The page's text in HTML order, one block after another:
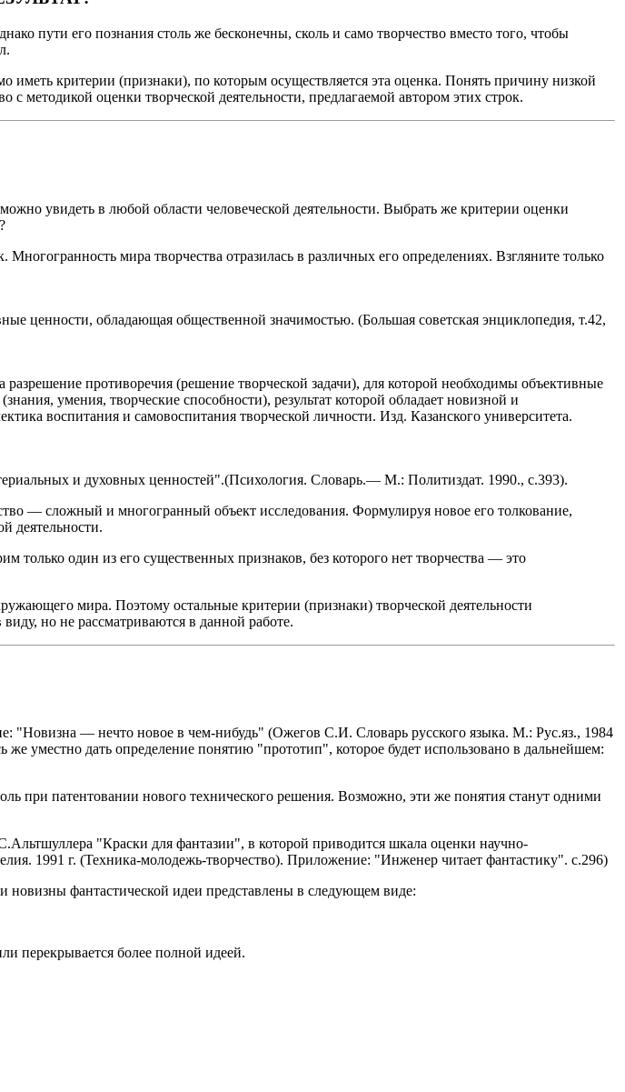
пути его познания столь же бесконечны, сколь и само творчество вместо того, чтобы
критерии (признаки), по которым осуществляется эта оценка. Понять причину низкой
методикой оценки творческой деятельности, предлагаемой автором этих строк.
увидеть в любой области человеческой деятельности. Выбрать же критерии оценки
мира творчества отразилась в различных его определениях. Взгляните только
ценности, обладающая общественной значимостью. (Большая советская энциклопедия, т.42,
противоречия (решение творческой задачи), для которой необходимы объективные
умения, творческие способности), результат которой обладает новизной и
воспитания и самовоспитания творческой личности. Изд. Казанского университета.
и духовных ценностей".(Психология. Словарь.— М.: Политиздат. 1990., с.393).
— сложный и многогранный объект исследования. Формулируя новое его толкование,
деятельности.
только один из его существенных признаков, без которого нет творчества — это
мира. Поэтому остальные критерии (признаки) творческой деятельности
но не рассматриваются в данной работе.
"Новизна — нечто новое в чем-нибудь" (Ожегов С.И. Словарь русского языка. М.: Рус.яз., 1984
уместно дать определение понятию "прототип", которое будет использовано в дальнейшем:
при патентовании нового технического решения. Возможно, эти же понятия станут одними
"Краски для фантазии", в которой приводится шкала оценки научно-
1991 г. (Техника-молодежь-творчество). Приложение: "Инженер читает фантастику". с.296)
фантастической идеи представлены в следующем виде:
перекрывается более полной идеей.